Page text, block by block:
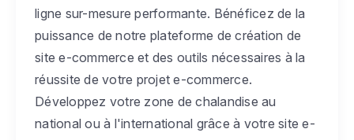
ligne sur-mesure performante. Bénéficez de la
puissance de notre plateforme de création de
site e-commerce et des outils nécessaires à la
réussite de votre projet e-commerce.
Développez votre zone de chalandise au
national ou à l'international grâce à votre site e-